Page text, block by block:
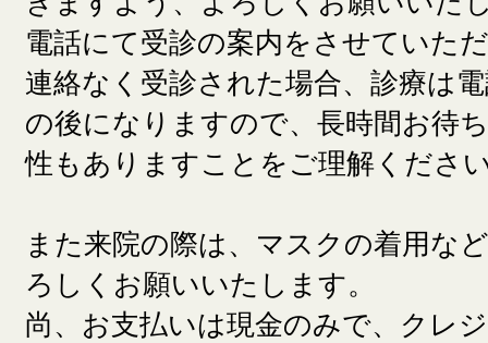
電話にて受診の案内をさせていた
連絡なく受診された場合、診療は
の後になりますので、長時間お待
性もありますことをご理解くださ
また来院の際は、マスクの着用な
ろしくお願いいたします。
尚、お支払いは現金のみで、クレ